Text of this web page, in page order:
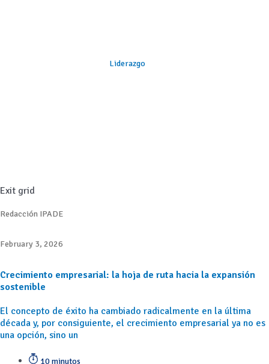
Liderazgo
Exit grid
Redacción IPADE
February 3, 2026
Crecimiento empresarial: la hoja de ruta hacia la expansión
sostenible
El concepto de éxito ha cambiado radicalmente en la última
década y, por consiguiente, el crecimiento empresarial ya no es
una opción, sino un
10 minutos